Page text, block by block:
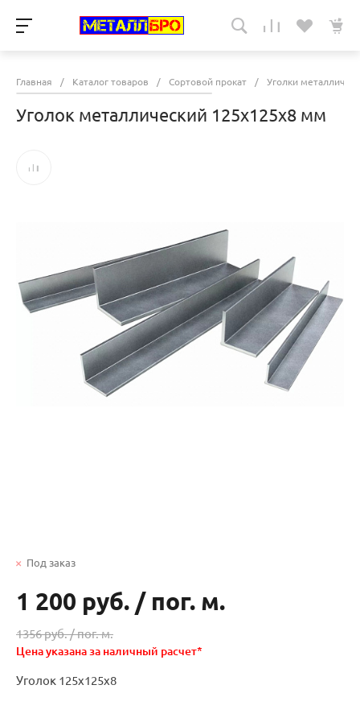
Главная / Каталог товаров / Сортовой прокат / Уголки
Уголок металлический 125х125х8 мм
Под заказ
1 200 руб. / пог. м.
1356 руб. /пог. м.
Цена указана за наличный расчет*
Уголок 125х125х8